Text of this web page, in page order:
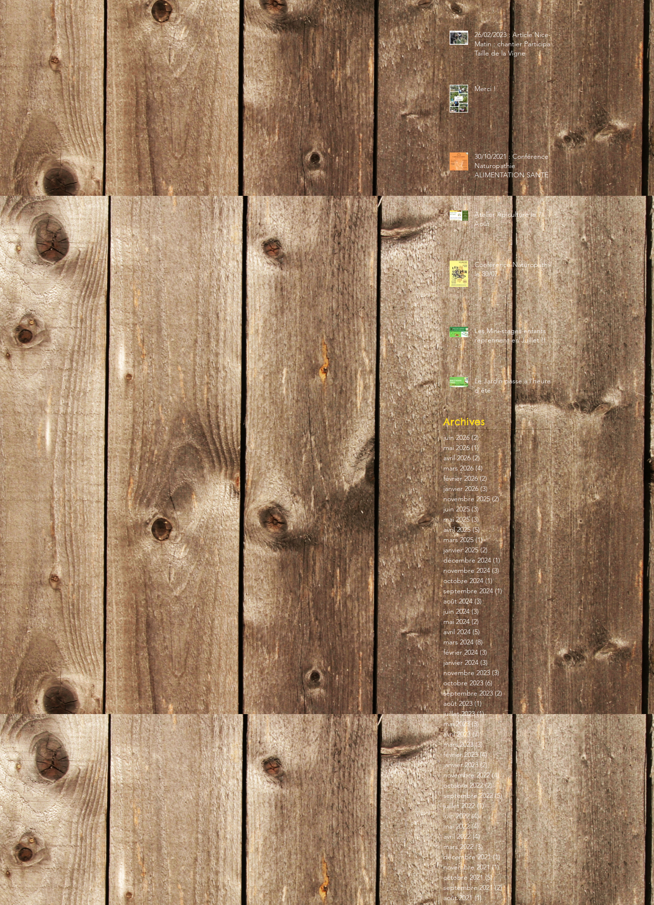
26/02/2023 : Article Nice-
Matin : chantier Participatif
Taille de la Vigne
Merci !
30/10/2021 : Conférence
Naturopathie
ALIMENTATION SANTÉ
Atelier Apiculture le 7
Août
Conférence Naturopathie
le 30/07
Les Mini-stages enfants
reprennent en Juillet !!
Le Jardin passe à l'heure
d'été
Archives
juin 2026 (2)2 posts
mai 2026 (1)1 post
avril 2026 (2)2 posts
mars 2026 (4)4 posts
février 2026 (2) 2 posts
janvier 2026 (3)3 posts
novembre 2025 (2)2 posts
juin 2025 (3)3 posts
mai 2025 (3)3 posts
avril 2025 (5)5 posts
mars 2025 (1)1 post
janvier 2025 (2)2 posts
décembre 2024 (1)1 post
novembre 2024 (3)3 posts
octobre 2024 (1)1 post
septembre 2024 (1)1 post
août 2024 (3)3 posts
juin 2024 (3)3 posts
mai 2024 (2) 2 posts
avril 2024 (5) 5 posts
mars 2024 (8)8 posts
février 2024 (3)3 posts
janvier 2024 (3)3 posts
novembre 2023 (3)3 posts
octobre 2023 (6)6 posts
septembre 2023 (2)2 posts
août 2023 (1)1 post
juillet 2023 (1)1 post
mai 2023 (3)3 posts
avril 2023 (7)7 posts
mars 2023 (3)3 posts
février 2023 (4)4 posts
janvier 2023 (2)2 posts
novembre 2022 (4)4 posts
octobre 2022 (2)2 posts
septembre 2022 (5)5 posts
juillet 2022 (1)1 post
juin 2022 (4)4 posts
mai 2022 (4)4 posts
avril 2022 (4)4 posts
mars 2022 (3)3 posts
décembre 2021 (1)1 post
novembre 2021 (1)1 post
octobre 2021 (5)5 posts
septembre 2021 (2)2 posts
août 2021 (1)1 post